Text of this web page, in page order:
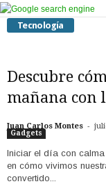
Tecnología
Descubre
mañana con
Juan Carlos Montes -
Gadgets
Iniciar el día con
en cómo vivimos
convertido...